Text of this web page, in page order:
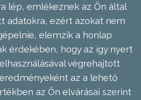
lép, emlékeznek az Ön által
adatokra, ezért azokat nem
elemzik a honlap
érdekében, hogy az így nyert
végrehajtott
az a lehető
az Ön elvárásai szerint